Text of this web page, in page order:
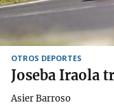
OTROS DEPORTES
Joseba Iraola
Asier Barroso